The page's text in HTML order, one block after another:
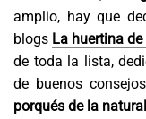
amplio, hay que
blogs La huertina
de toda la lista,
de buenos
porqués de la